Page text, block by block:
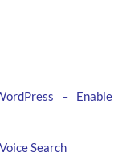
– Enable
Search